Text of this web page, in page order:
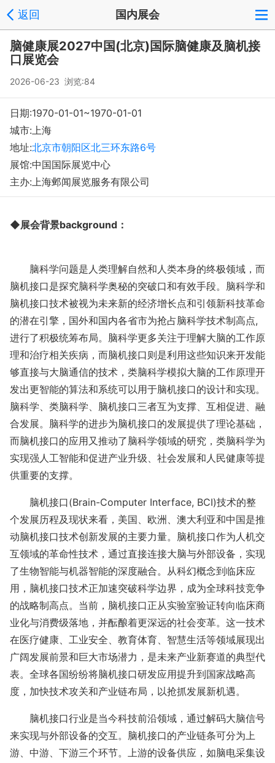
返回 国内展会
脑健康展2027中国(北京)国际脑健康及脑机接
口展览会
2026-06-23 浏览:84
日期:1970-01-01~1970-01-01
城市:上海
地址:北京市朝阳区北三环东路6号
展馆:中国国际展览中心
主办:上海邺闻展览服务有限公司
◆展会背景background：
脑科学问题是人类理解自然和人类本身的终极领域，而
脑机接口是探究脑科学奥秘的突破口和有效手段。脑科学和
脑机接口技术被视为未来新的经济增长点和引领新科技革命
的潜在引擎，国外和国内各省市为抢占脑科学技术制高点,
进行了积极统筹布局。脑科学更多关注于理解大脑的工作原
理和治疗相关疾病，而脑机接口则是利用这些知识来开发能
够直接与大脑通信的技术，类脑科学模拟大脑的工作原理开
发出更智能的算法和系统可以用于脑机接口的设计和实现。
脑科学、类脑科学、脑机接口三者互为支撑、互相促进、融
合发展。脑科学的进步为脑机接口的发展提供了理论基础，
而脑机接口的应用又推动了脑科学领域的研究，类脑科学为
实现强人工智能和促进产业升级、社会发展和人民健康等提
供重要的支撑。
脑机接口(Brain-Computer Interface, BCI)技术的整
个发展历程及现状来看，美国、欧洲、澳大利亚和中国是推
动脑机接口技术创新发展的主要力量。脑机接口作为人机交
互领域的革命性技术，通过直接连接大脑与外部设备，实现
了生物智能与机器智能的深度融合。从科幻概念到临床应
用，脑机接口技术正加速突破科学边界，成为全球科技竞争
的战略制高点。当前，脑机接口正从实验室验证转向临床商
业化与消费级落地，并酝酿着更深远的社会变革。这一技术
在医疗健康、工业安全、教育体育、智慧生活等领域展现出
广阔发展前景和巨大市场潜力，是未来产业新赛道的典型代
表。全球各国纷纷将脑机接口研发应用提升到国家战略高
度，加快技术攻关和产业链布局，以抢抓发展新机遇。
脑机接口行业是当今科技前沿领域，通过解码大脑信号
来实现与外部设备的交互。脑机接口的产业链条可分为上
游、中游、下游三个环节。上游的设备供应，如脑电采集设